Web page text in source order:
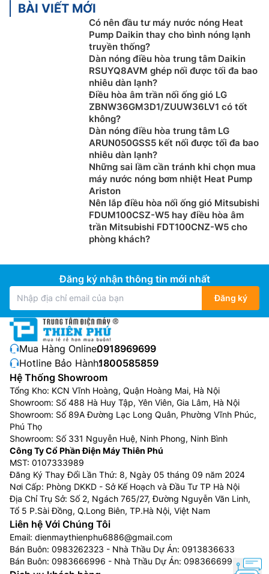
Công nghệ I-Plasma tiên tiến
Hiệu quả cao trong việc khử hoạt tính của vi khuẩn
bằng cách làm hỏng DNA của vi sinh vật và cấu trúc
bề mặt của chúng nhờ Công nghệ i-Plasma tiên tiến
này. Nó phát ra lượng lớn các ion âm và dương, đồng
thời khử trùng không khí xung quanh hiệu quả hơn, do
đó cung cấp chất lượng không khí trong nhà tốt hơn
Làm lạnh nhanh chóng
Với chế độ làm lạnh nhanh Turbo mới, máy lạnh âm
trầnDaikin30000btu FCC85AV1V sẽ hoạt động với
công suất tối đa trong khoảng thời gian 20 phút từ đó
nhanh chóng làm lạnh không gian phòng của bạn. Sau
khi nhiệt độ đạt tới nhiệt độ cài đặt máy sẽ tự động
trở về với cài đặt trước đó.
BÀI VIẾT MỚI
Có nên đầu tư máy nước nóng Heat
Pump Daikin thay cho bình nóng lạnh
truyền thống?
Dàn nóng điều hòa trung tâm Daikin
RSUYQ8AVM ghép nối được tối đa bao
nhiêu dàn lạnh?
Điều hòa âm trần nối ống gió LG
ZBNW36GM3D1/ZUUW36LV1 có tốt
không?
Dàn nóng điều hòa trung tâm LG
ARUN050GSS5 kết nối được tối đa bao
nhiêu dàn lạnh?
Những sai lầm cần tránh khi chọn mua
máy nước nóng bơm nhiệt Heat Pump
Ariston
Nên lắp điều hòa nối ống gió Mitsubishi
FDUM100CSZ-W5 hay điều hòa âm
trần Mitsubishi FDT100CNZ-W5 cho
phòng khách?
Đăng ký nhận thông tin mới nhất
Đăng ký
Mua Hàng Online:0918969699
Hotline Bảo Hành:1800585859
Hệ Thống Showroom
Tổng Kho: KCN Vĩnh Hoàng, Quận Hoàng Mai, Hà Nội
Showroom: Số 488 Hà Huy Tập, Yên Viên, Gia Lâm, Hà Nội
Showroom: Số 89A Đường Lạc Long Quân, Phường Vĩnh Phúc,
Phú Thọ
Showroom: Số 331 Nguyễn Huệ, Ninh Phong, Ninh Bình
Công Ty Cổ Phần Điện Máy Thiên Phú
MST: 0107333989
Đăng Ký Thay Đổi Lần Thứ: 8, Ngày 05 tháng 09 năm 2024
Nơi Cấp: Phòng DKKD - Sở Kế Hoạch và Đầu Tư TP Hà Nội
Địa Chỉ Trụ Sở: Số 2, Ngách 765/27, Đường Nguyễn Văn Linh,
Tổ 5 P.Sài Đồng, Q.Long Biên, TP.Hà Nội, Việt Nam
Liên hệ Với Chúng Tôi
Email: dienmaythienphu6886@gmail.com
Bán Buôn: 0983262323 - Nhà Thầu Dự Án: 0913836633
Bán Buôn: 0983666996 - Nhà Thầu Dự Án: 0983666996